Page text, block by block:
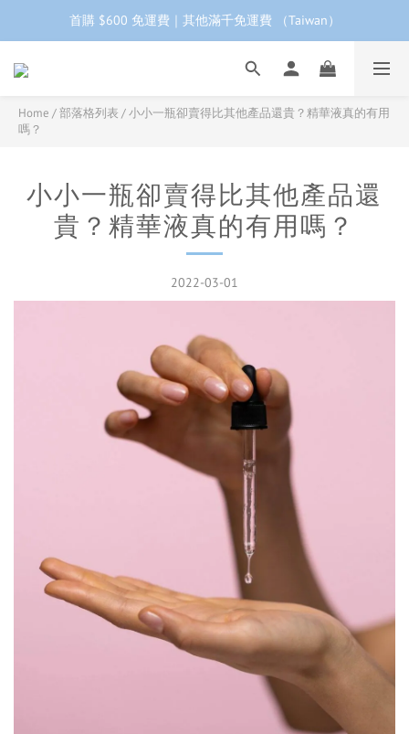
工作日下單 24小時內 快速出貨
首購 $600 免運費｜其他滿千免運費 （Taiwan）
首購會員95折再折$100｜加LINE領$68折價券 ➩
Home /部落格列表 /小小一瓶卻賣得比其他產品還貴？精華液真的有用
嗎？
小小一瓶卻賣得比其他產品還
貴？精華液真的有用嗎？
2022-03-01